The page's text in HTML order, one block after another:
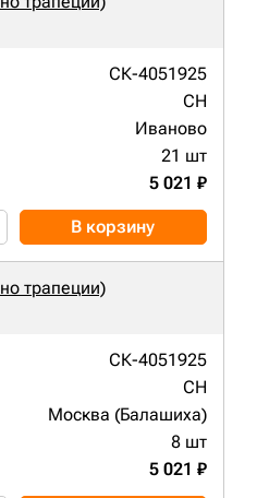
СК-4051925
CH
Иваново
21 шт
5 021 ₽
В корзину
трапеции)
СК-4051925
CH
Москва (Балашиха)
8 шт
5 021 ₽